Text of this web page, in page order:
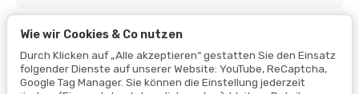
Gesetzliche Informationen
Wie wir Cookies & Co nutzen
Durch Klicken auf „Alle akzeptieren“ gestatten Sie den Einsatz
folgender Dienste auf unserer Website: YouTube, ReCaptcha,
Google Tag Manager. Sie können die Einstellung jederzeit